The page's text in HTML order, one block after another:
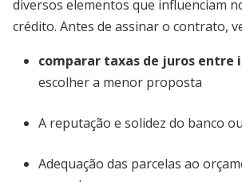
diversos elementos que influenciam
crédito. Antes de assinar o contrato,
comparar taxas de juros entre
escolher a menor proposta
A reputação e solidez do banco
Adequação das parcelas ao